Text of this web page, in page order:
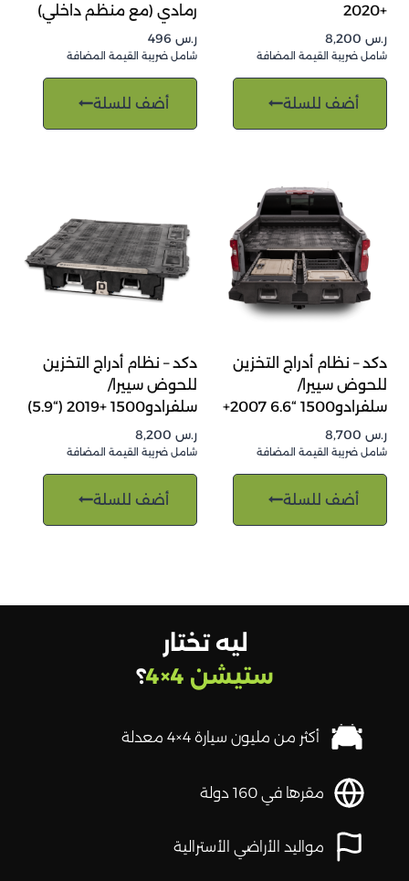
+2020
ر.س
شامل ضريبة القيمة المضافة
أضف للسلة
رمادي (مع منظم داخلي)
ر.س
شامل ضريبة القيمة المضافة
أضف للسلة
دكد – نظام أدراج التخزين
للحوض سييرا/
سلفرادو1500 “6.6 2007+
ر.س
شامل ضريبة القيمة المضافة
أضف للسلة
دكد – نظام أدراج التخزين
للحوض سييرا/
سلفرادو1500 +2019 (“5.9)
ر.س
شامل ضريبة القيمة المضافة
أضف للسلة
ليه تختار
ستيشن 4×4
؟
أكثر من مليون سيارة 4×4 معدلة
مقرها في 160 دولة
مواليد الأراضي الأسترالية